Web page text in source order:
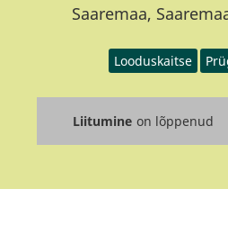
Saaremaa,
Looduskaitse
Liitumine on lõppenud